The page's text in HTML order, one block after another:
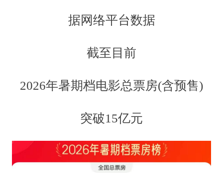
据网络平台数据
截至目前
2026年暑期档电影总票房(含预售)
突破15亿元